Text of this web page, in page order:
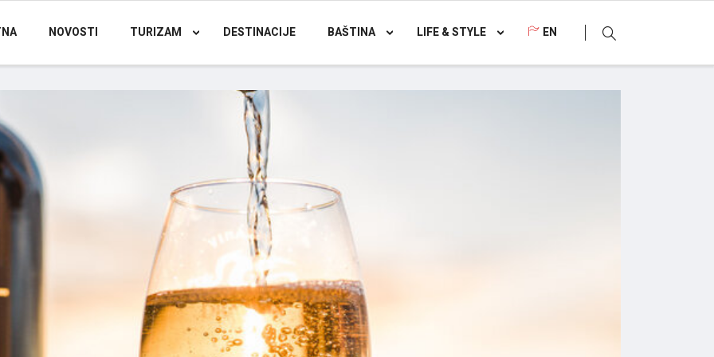
NOVOSTI TURIZAM DESTINACIJE BAŠTINA LIFE & STYLE EN